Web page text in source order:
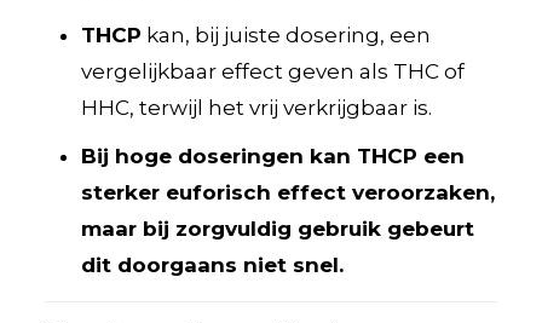
THCP kan, bij juiste dosering, een
vergelijkbaar effect geven als THC of
HHC, terwijl het vrij verkrijgbaar is.
Bij hoge doseringen kan THCP een
sterker euforisch effect veroorzaken,
maar bij zorgvuldig gebruik gebeurt
dit doorgaans niet snel.